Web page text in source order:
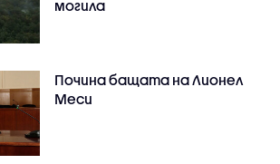
могила
Почина бащата на Лионел
Меси